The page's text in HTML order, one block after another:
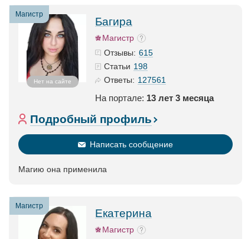
Магистр
Нет на сайте
Багира
Магистр
Отзывы: 615
Статьи 198
Ответы: 127561
На портале: 13 лет 3 месяца
Подробный профиль
Написать сообщение
Магию она применила
Магистр
Екатерина
Магистр